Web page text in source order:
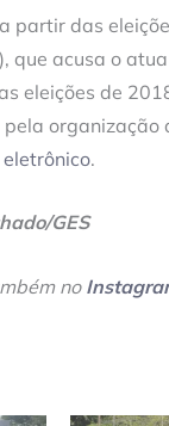
a partir das
que acusa o
eleições de
pela
.
GES
no